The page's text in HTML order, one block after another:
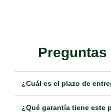
¿Cuál es el plazo de
¿Qué garantía tiene este